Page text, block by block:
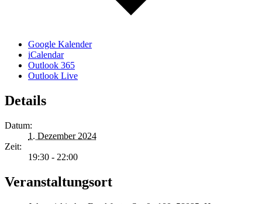
Google Kalender
iCalendar
Outlook 365
Outlook Live
Details
Datum:
1. Dezember 2024
Zeit:
19:30 - 22:00
Veranstaltungsort